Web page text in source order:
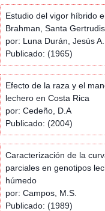
Estudio del vigor híbrido
Brahman, Santa
por: Luna Durán, Jesús A.
Publicado: (1965)
Efecto de la raza y el
lechero en Costa Rica
por: Cedeño, D.A
Publicado: (2004)
Caracterización de la
parciales en genotipos
húmedo
por: Campos, M.S.
Publicado: (1989)